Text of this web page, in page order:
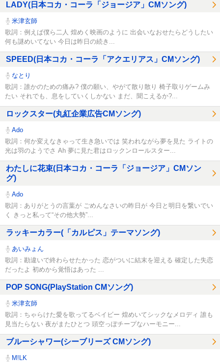
LADY(日本コカ・コーラ「ジョージア」CMソング)
米津玄師
歌詞：例えば僕ら二人 煌めく映画のように 出会いなおせたらどうしたい
何も謎めいてない 今日は昨日の続き...
SPEED(日本コカ・コーラ「アクエリアス」CMソング)
なとり
歌詞：誰かのための痛み? 僕の願い、やがて散り散り 椅子取りゲームみ
たい それでも、息をしていくしかない まだ、聞こえるか?...
ロックスター(丸紅企業広告CMソング)
Ado
歌詞：何か変えなきゃって生き急いでは 笑われながら夢を見た ライトの
光は羽のようでさ Ah 夢に見た君はロックンロールスター...
わたしに花束(日本コカ・コーラ「ジョージア」CMソン
グ)
Ado
歌詞：ありがとうの言葉が ごめんなさいの昨日が 今日と明日を繋いでい
く きっと私って“その他大勢”...
ラッキーカラー(「カルピス」テーマソング)
あいみょん
歌詞：勘違いで終わらせたかった 恋がついに結末を迎える 確定した失恋
だったよ 初めから覚悟はあった ...
POP SONG(PlayStation CMソング)
米津玄師
歌詞：ちゃらけた愛を歌ってるベイビー 煌めいてシックなメロディ 誰も
見当たらない 夜がまたひとつ 頭空っぽチープなハーモニー...
ブルーシャワー(シーブリーズ CMソング)
M!LK